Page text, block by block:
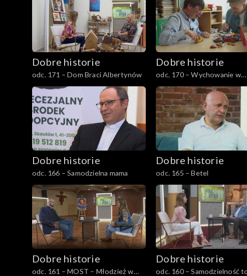
Dobre historie
odc. 171 – Dom Braci Albertynów
Dobre historie
odc. 170 – Wychowanie w
Wysokiej
Dobre historie
odc. 166 – Samodzielna mama
Dobre historie
odc. 165 – Betel
Dobre historie
odc. 161 – MOST – Młodzież w
Dobre historie
odc. 160 – Samodzielność